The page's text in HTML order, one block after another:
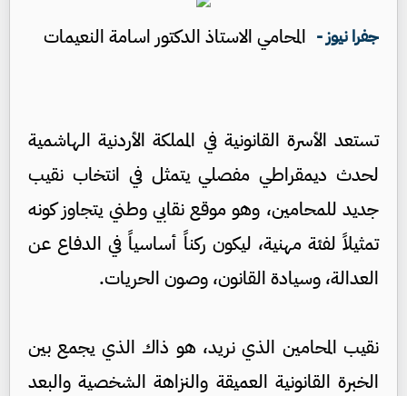
جفرا نيوز - المحامي الاستاذ الدكتور اسامة النعيمات
تستعد الأسرة القانونية في المملكة الأردنية الهاشمية
لحدث ديمقراطي مفصلي يتمثل في انتخاب نقيب
جديد للمحامين، وهو موقع نقابي وطني يتجاوز كونه
تمثيلاً لفئة مهنية، ليكون ركناً أساسياً في الدفاع عن
العدالة، وسيادة القانون، وصون الحريات.
نقيب المحامين الذي نريد، هو ذاك الذي يجمع بين
الخبرة القانونية العميقة والنزاهة الشخصية والبعد